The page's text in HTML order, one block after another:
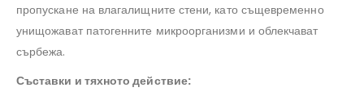
пропускане на влагалищните стени, като същевременно
унищожават патогенните микроорганизми и облекчават
сърбежа.
Съставки и тяхното действие: